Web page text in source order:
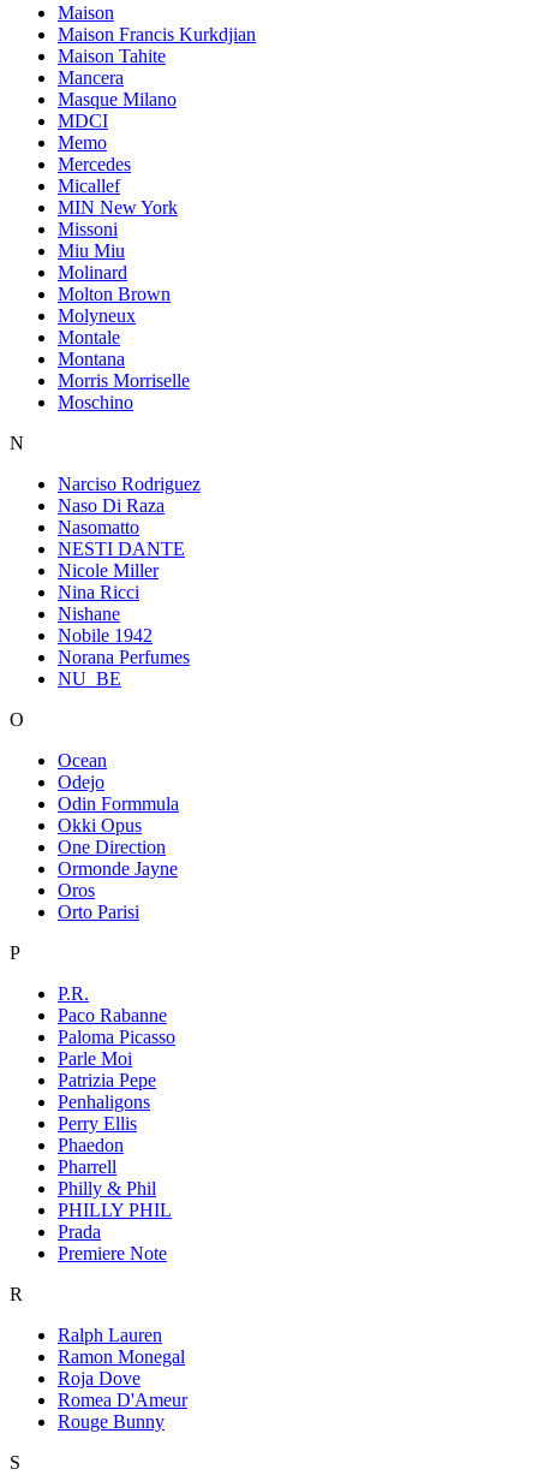
Maison
Maison Francis Kurkdjian
Maison Tahite
Mancera
Masque Milano
MDCI
Memo
Mercedes
Micallef
MIN New York
Missoni
Miu Miu
Molinard
Molton Brown
Molyneux
Montale
Montana
Morris Morriselle
Moschino
N
Narciso Rodriguez
Naso Di Raza
Nasomatto
NESTI DANTE
Nicole Miller
Nina Ricci
Nishane
Nobile 1942
Norana Perfumes
NU_BE
O
Ocean
Odejo
Odin Formmula
Okki Opus
One Direction
Ormonde Jayne
Oros
Orto Parisi
P
P.R.
Paco Rabanne
Paloma Picasso
Parle Moi
Patrizia Pepe
Penhaligons
Perry Ellis
Phaedon
Pharrell
Philly & Phil
PHILLY PHIL
Prada
Premiere Note
R
Ralph Lauren
Ramon Monegal
Roja Dove
Romea D'Ameur
Rouge Bunny
S